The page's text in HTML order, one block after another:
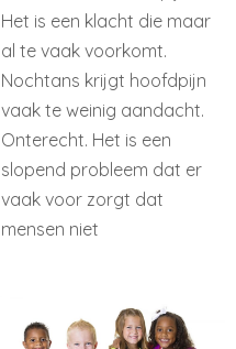
Het is een klacht die maar
al te vaak voorkomt.
Nochtans krijgt hoofdpijn
vaak te weinig aandacht.
Onterecht. Het is een
slopend probleem dat er
vaak voor zorgt dat
mensen niet